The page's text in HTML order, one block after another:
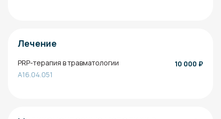
Лечение
PRP-терапия в травматологии
A16.04.051
10 000 ₽